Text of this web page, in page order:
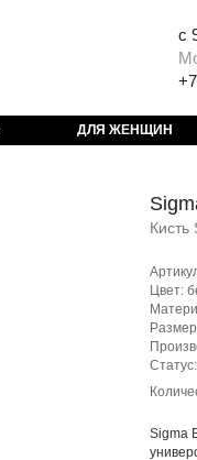
с
ДЛЯ ЖЕНЩИН
Кисть
Цвет:
Sigma